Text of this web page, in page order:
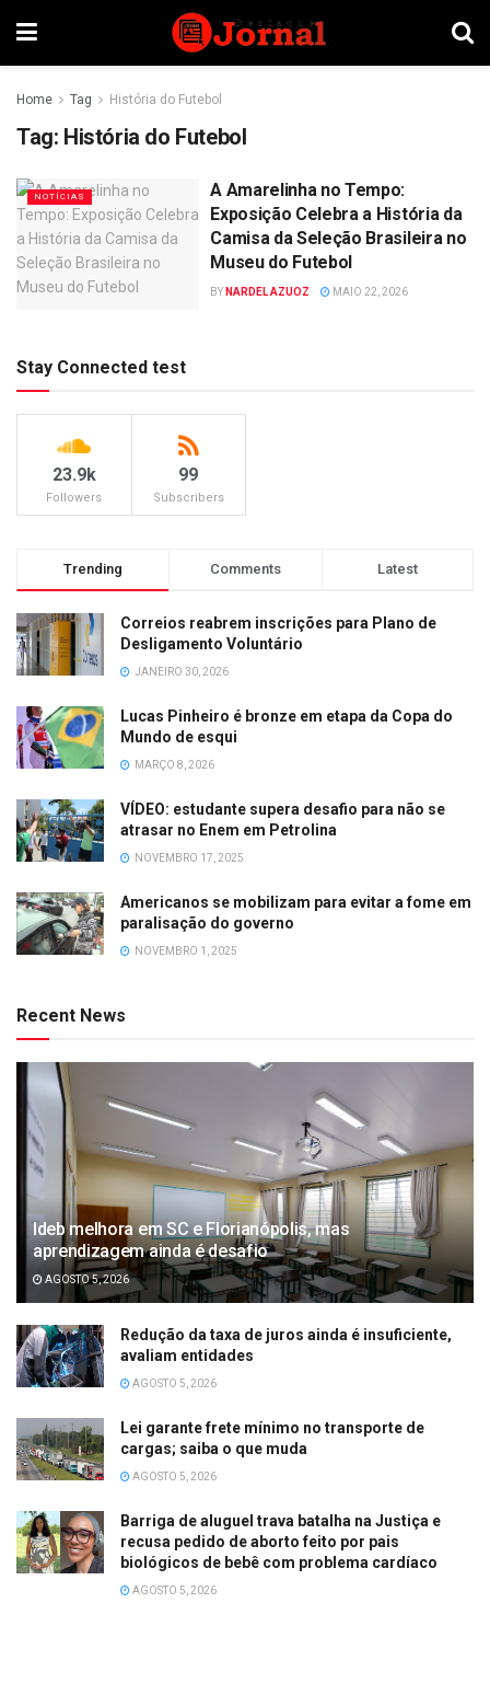
Home Tag História do Futebol
Tag: História do Futebol
NOTÍCIAS
A Amarelinha no Tempo:
Exposição Celebra a História da
Camisa da Seleção Brasileira no
Museu do Futebol
BY NARDEL AZUOZ MAIO 22, 2026
Stay Connected test
23.9k
Followers
99
Subscribers
Trending Comments Latest
Correios reabrem inscrições para Plano de
Desligamento Voluntário
JANEIRO 30, 2026
Lucas Pinheiro é bronze em etapa da Copa do
Mundo de esqui
MARÇO 8, 2026
VÍDEO: estudante supera desafio para não se
atrasar no Enem em Petrolina
NOVEMBRO 17, 2025
Americanos se mobilizam para evitar a fome em
paralisação do governo
NOVEMBRO 1, 2025
Recent News
Ideb melhora em SC e Florianópolis, mas
aprendizagem ainda é desafio
AGOSTO 5, 2026
Redução da taxa de juros ainda é insuficiente,
avaliam entidades
AGOSTO 5, 2026
Lei garante frete mínimo no transporte de
cargas; saiba o que muda
AGOSTO 5, 2026
Barriga de aluguel trava batalha na Justiça e
recusa pedido de aborto feito por pais
biológicos de bebê com problema cardíaco
AGOSTO 5, 2026